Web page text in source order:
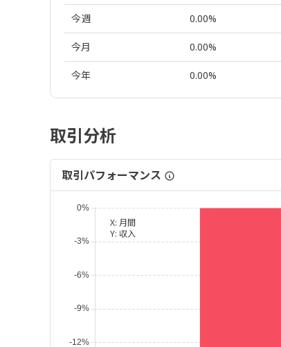
今週 0.00%
今月 0.00%
今年 0.00%
取引分析
取引パフォーマンス
X: 月間
Y: 収入